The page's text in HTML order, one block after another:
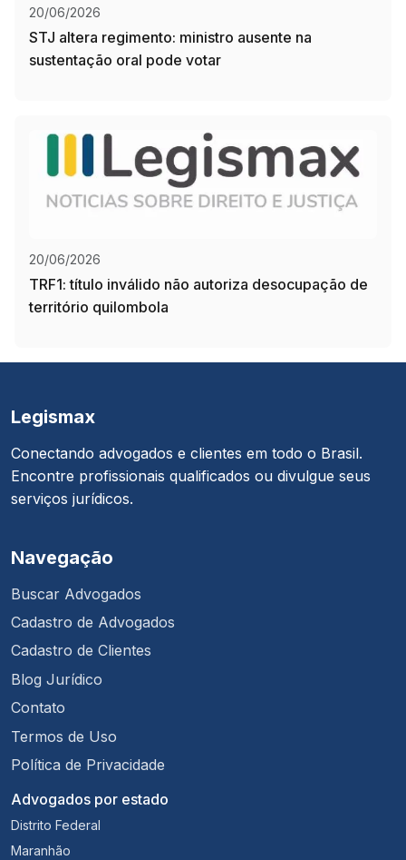
20/06/2026
STJ altera regimento: ministro ausente na
sustentação oral pode votar
20/06/2026
TRF1: título inválido não autoriza desocupação de
território quilombola
Legismax
Conectando advogados e clientes em todo o Brasil.
Encontre profissionais qualificados ou divulgue seus
serviços jurídicos.
Navegação
Buscar Advogados
Cadastro de Advogados
Cadastro de Clientes
Blog Jurídico
Contato
Termos de Uso
Política de Privacidade
Advogados por estado
Distrito Federal
Maranhão